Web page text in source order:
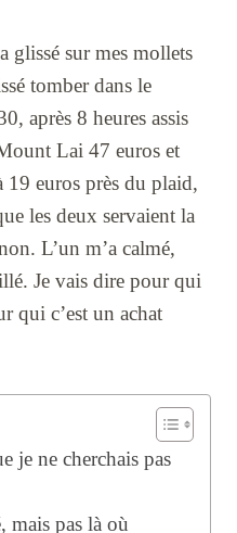
glissé sur mes mollets
tomber dans le
après 8 heures assis
Lai 47 euros et
19 euros près du plaid,
les deux servaient la
L’un m’a calmé,
Je vais dire pour qui
qui c’est un achat
je ne cherchais pas
mais pas là où